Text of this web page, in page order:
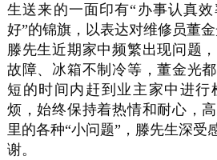
生送来的一面印有“办事认真
好”的锦旗，以表达对维修员董金
滕先生近期家中频繁出现问题
故障、冰箱不制冷等，董金光
短的时间内赶到业主家中进行
烦，始终保持着热情和耐心，
里的各种“小问题”，滕先生深受
谢。